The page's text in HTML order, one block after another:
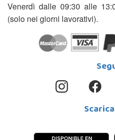
Venerdì dalle 09:30 alle
(solo nei giorni lavorativi).